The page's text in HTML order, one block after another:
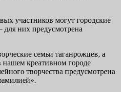
участников могут городские
для них предусмотрена
семьи таганрожцев, а
нашем креативном городе
творчества предусмотрена